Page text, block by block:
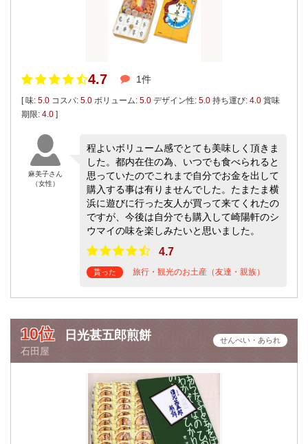
4.7 1件
[ 味: 5.0 コスパ: 5.0 ボリューム: 5.0 デザイン性: 5.0 持ち運び: 4.0 賞味
期限: 4.0 ]
麻美子さん
（女性）
程よいボリューム感でとても美味しく頂きま
した。都内在住の為、いつでも食べられると
思っていたのでこれまで自分でお金を出して
購入する事は有りませんでした。たまたま横
浜に遊びに行った友人が買って来てくれたの
ですが、今後は自分でも購入して崎陽軒のシ
ウマイの味を楽しみたいと思いました。
4.7
貰った 旅行・観光のお土産（友達・親族）
10位 日光甚五郎煎餅
石田屋
せんべい・あられ